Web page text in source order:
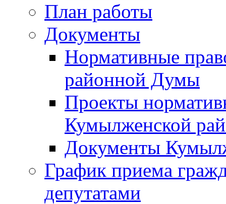
План работы
Документы
Нормативные
районной Думы
Проекты
Кумылженской
Документы
График приема
депутатами